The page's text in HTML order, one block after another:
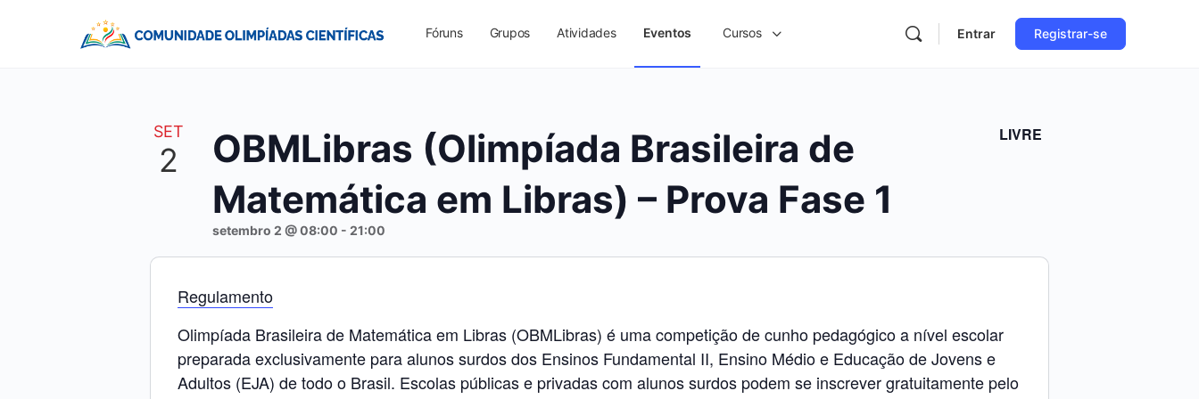
Fóruns Grupos Atividades Eventos Cursos Entrar Registrar-se
SET
2
OBMLibras (Olimpíada Brasileira de
Matemática em Libras) – Prova Fase 1
setembro 2 @ 08:00 - 21:00
LIVRE
Regulamento
Olimpíada Brasileira de Matemática em Libras (OBMLibras) é uma competição de cunho pedagógico a nível escolar
preparada exclusivamente para alunos surdos dos Ensinos Fundamental II, Ensino Médio e Educação de Jovens e
Adultos (EJA) de todo o Brasil. Escolas públicas e privadas com alunos surdos podem se inscrever gratuitamente pelo